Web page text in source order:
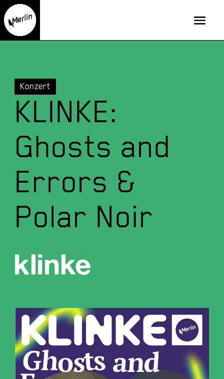
Konzert
KLINKE:
Ghosts and
Errors &
Polar Noir